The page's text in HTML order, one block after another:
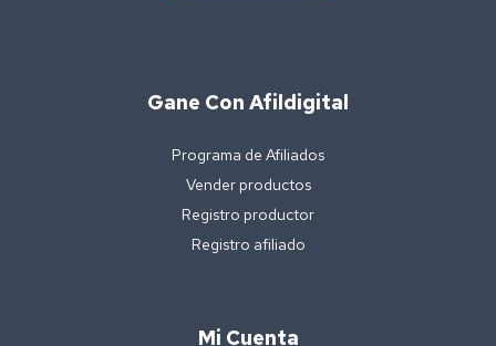
Gane Con Afildigital
Programa de Afiliados
Vender productos
Registro productor
Registro afiliado
Mi Cuenta